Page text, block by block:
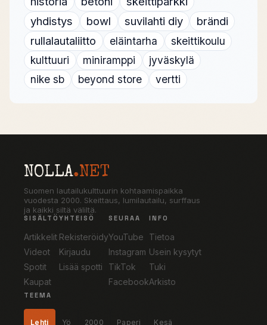
yhdistys
bowl suvilahti diy
brändi
rullalautaliitto
eläintarha
skeittikoulu
kulttuuri
miniramppi
jyväskylä
nike sb
beyond store vertti
NOLLA.NET
Suomen lautailukulttuurin kohtaamispaikka
vuodesta 2000. Skeittaus, lumilautailu, surffaus
ja kaikki siltä väliltä.
SISÄLTÖ
Artikkelit
Videot
Spotit
Kaupat
YHTEISÖ
Rekisteröidy
Kirjaudu
Lisää spotti
SEURAA
YouTube
Instagram
TikTok
Facebook
INFO
Tietoa
Usein kysytyt
Tuki
Arkisto
TEEMA
Lehti Yö 2000 Paperi Kesä